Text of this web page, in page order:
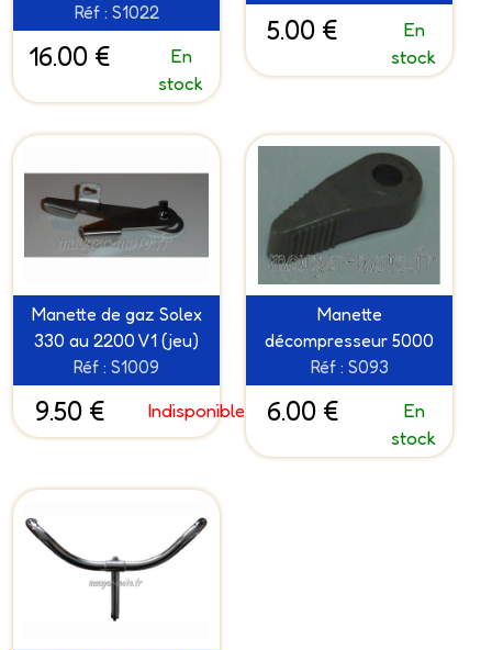
Réf : S1022
16.00 €
En
stock
5.00 €
En
stock
Manette de gaz Solex
330 au 2200 V1 (jeu)
Réf : S1009
9.50 € Indisponible
Manette
décompresseur 5000
Réf : S093
6.00 €
En
stock